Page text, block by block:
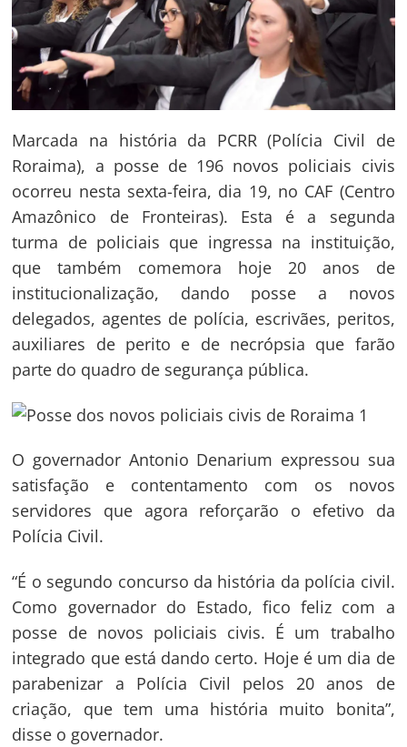
Marcada na história da PCRR (Polícia Civil de
Roraima), a posse de 196 novos policiais civis
ocorreu nesta sexta-feira, dia 19, no CAF (Centro
Amazônico de Fronteiras). Esta é a segunda
turma de policiais que ingressa na instituição,
que também comemora hoje 20 anos de
institucionalização, dando posse a novos
delegados, agentes de polícia, escrivães, peritos,
auxiliares de perito e de necrópsia que farão
parte do quadro de segurança pública.
O governador Antonio Denarium expressou sua
satisfação e contentamento com os novos
servidores que agora reforçarão o efetivo da
Polícia Civil.
“É o segundo concurso da história da polícia civil.
Como governador do Estado, fico feliz com a
posse de novos policiais civis. É um trabalho
integrado que está dando certo. Hoje é um dia de
parabenizar a Polícia Civil pelos 20 anos de
criação, que tem uma história muito bonita”,
disse o governador.